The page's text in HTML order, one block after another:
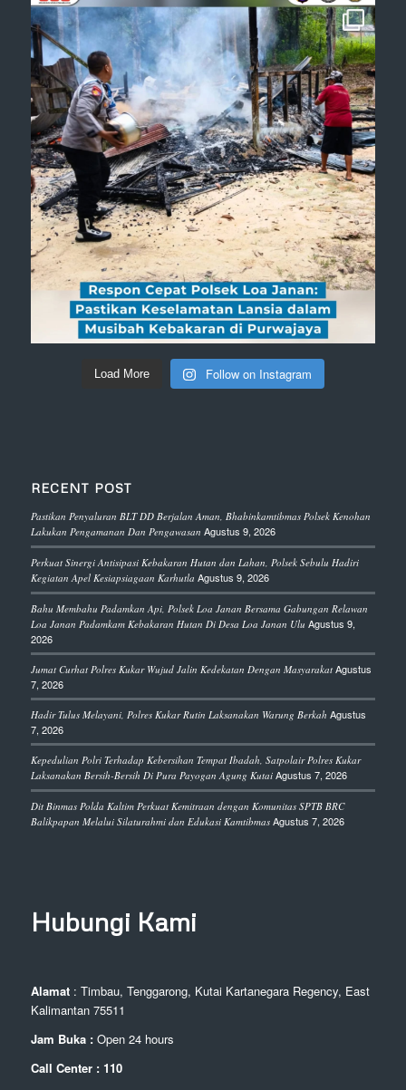
Load More Follow on Instagram
RECENT POST
Pastikan Penyaluran BLT DD Berjalan Aman, Bhabinkamtibmas Polsek Kenohan
Lakukan Pengamanan Dan Pengawasan Agustus 9, 2026
Perkuat Sinergi Antisipasi Kebakaran Hutan dan Lahan, Polsek Sebulu Hadiri
Kegiatan Apel Kesiapsiagaan Karhutla Agustus 9, 2026
Bahu Membahu Padamkan Api, Polsek Loa Janan Bersama Gabungan Relawan
Loa Janan Padamkam Kebakaran Hutan Di Desa Loa Janan Ulu Agustus 9,
2026
Jumat Curhat Polres Kukar Wujud Jalin Kedekatan Dengan Masyarakat Agustus
7, 2026
Hadir Tulus Melayani, Polres Kukar Rutin Laksanakan Warung Berkah Agustus
7, 2026
Kepedulian Polri Terhadap Kebersihan Tempat Ibadah, Satpolair Polres Kukar
Laksanakan Bersih-Bersih Di Pura Payogan Agung Kutai Agustus 7, 2026
Dit Binmas Polda Kaltim Perkuat Kemitraan dengan Komunitas SPTB BRC
Balikpapan Melalui Silaturahmi dan Edukasi Kamtibmas Agustus 7, 2026
Hubungi Kami
Alamat: Timbau, Tenggarong, Kutai Kartanegara Regency, East
Kalimantan 75511
Jam Buka : Open 24 hours
Call Center : 110